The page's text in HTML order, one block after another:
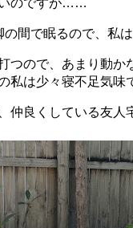
いのですが……
の間で眠るので、私
つので、あまり動
私は少々寝不足気味
仲良くしている友人